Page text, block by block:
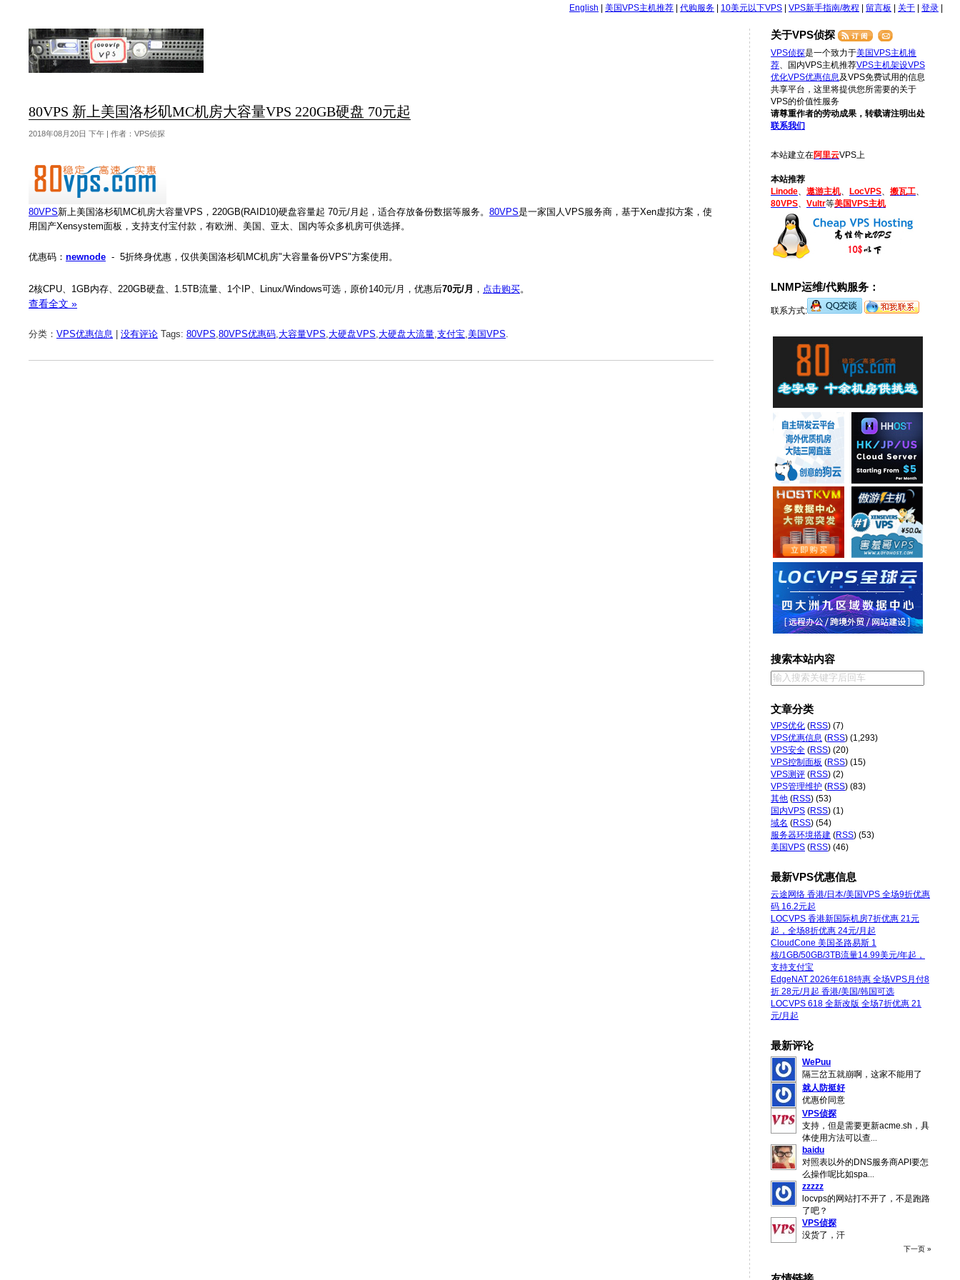
English 美国VPS主机推荐 代购服务 10美元以下VPS VPS新手指南/教程 留言板 关于 登录
80VPS 新上美国洛杉矶MC机房大容量VPS 220GB硬盘 70元起
2018年08月20日 下午 | 作者：VPS侦探
80VPS新上美国洛杉矶MC机房大容量VPS，220GB(RAID10)硬盘容量起 70元/月起，适合存放备份数据等服务。 80VPS是一家国人VPS服务商，基于Xen虚拟方案，使
用国产Xensystem面板，支持支付宝付款，有欧洲、美国、亚太、国内等众多机房可供选择。
优惠码： newnode - 5折终身优惠，仅供美国洛杉矶MC机房"大容量备份VPS"方案使用。
2核CPU、1GB内存、220GB硬盘、1.5TB流量、1个IP、Linux/Windows可选，原价140元/月，优惠后70元/月 ， 点击购买。
查看全文 »
分类： VPS优惠信息 没有评论 Tags: 80VPS 80VPS优惠码 大容量VPS 大硬盘VPS 大硬盘大流量 支付宝 美国VPS
关于VPS侦探
VPS侦探是一个致力于美国VPS主机推
荐 、国内VPS主机推荐VPS主机架设VPS
优化VPS优惠信息 及VPS免费试用的信息
共享平台，这里将提供您所需要的关于
VPS的价值性服务
请尊重作者的劳动成果，转载请注明出处
联系我们
本站建立在阿里云VPS上
本站推荐
Linode
遨游主机、 LocVPS 搬瓦工
80VPS
Vultr等美国VPS主机
LNMP运维/代购服务：
联系方式:
搜索本站内容
文章分类
VPS优化 (RSS) (7)
VPS优惠信息 (RSS) (1,293)
VPS安全 (RSS) (20)
VPS控制面板 (RSS) (15)
VPS测评 (RSS) (2)
VPS管理维护 (RSS) (83)
其他 (RSS) (53)
国内VPS (RSS) (1)
域名 (RSS) (54)
服务器环境搭建 (RSS) (53)
美国VPS (RSS) (46)
最新VPS优惠信息
云途网络 香港/日本/美国VPS 全场9折优惠
码 16.2元起
LOCVPS 香港新国际机房7折优惠 21元
起，全场8折优惠 24元/月起
CloudCone 美国圣路易斯 1
核/1GB/50GB/3TB流量14.99美元/年起，
支持支付宝
EdgeNAT 2026年618特惠 全场VPS月付8
折 28元/月起 香港/美国/韩国可选
LOCVPS 618 全新改版 全场7折优惠 21
元/月起
最新评论
WePuu
隔三岔五就崩啊，这家不能用了
就人防挺好
优惠价同意
VPS侦探
支持，但是需要更新acme.sh，具
体使用方法可以查
baidu
对照表以外的DNS服务商API要怎
么操作呢比如spa
zzzzz
locvps的网站打不开了，不是跑路
了吧？
VPS侦探
没货了，汗
下一页 »